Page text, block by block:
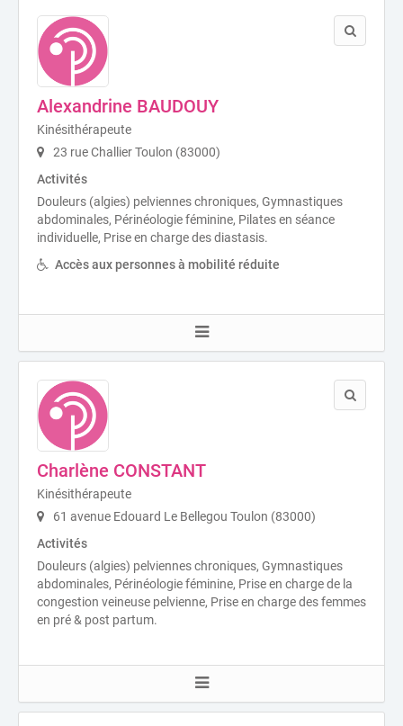
Alexandrine BAUDOUY
Kinésithérapeute
23 rue Challier Toulon (83000)
Activités
Douleurs (algies) pelviennes chroniques, Gymnastiques
abdominales, Périnéologie féminine, Pilates en séance
individuelle, Prise en charge des diastasis.
Accès aux personnes à mobilité réduite
Charlène CONSTANT
Kinésithérapeute
61 avenue Edouard Le Bellegou Toulon (83000)
Activités
Douleurs (algies) pelviennes chroniques, Gymnastiques
abdominales, Périnéologie féminine, Prise en charge de la
congestion veineuse pelvienne, Prise en charge des femmes
en pré & post partum.